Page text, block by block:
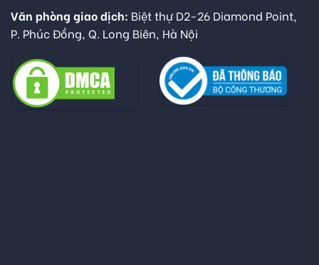
Văn phòng giao dịch: Biệt thự D2-26 Diamond Point,
P. Phúc Đồng, Q. Long Biên, Hà Nội